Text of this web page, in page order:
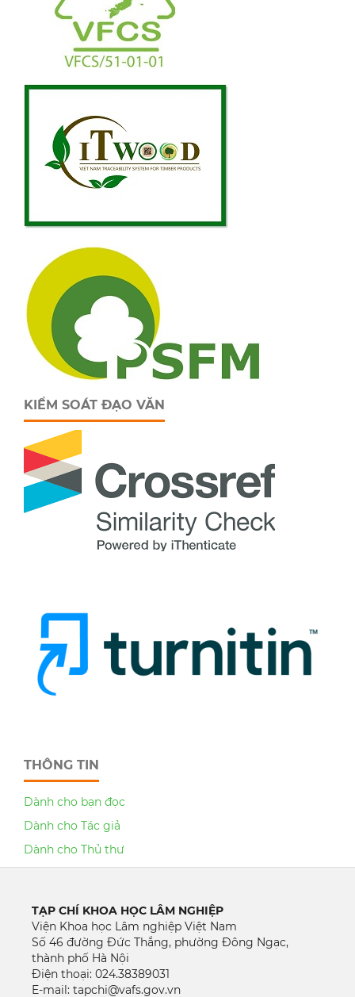
KIỂM SOÁT ĐẠO VĂN
THÔNG TIN
Dành cho bạn đọc
Dành cho Tác giả
Dành cho Thủ thư
TẠP CHÍ KHOA HỌC LÂM NGHIỆP
Viện Khoa học Lâm nghiệp Việt Nam
Số 46 đường Đức Thắng, phường Đông Ngạc,
thành phố Hà Nội
Điện thoại: 024.38389031
E-mail: tapchi@vafs.gov.vn